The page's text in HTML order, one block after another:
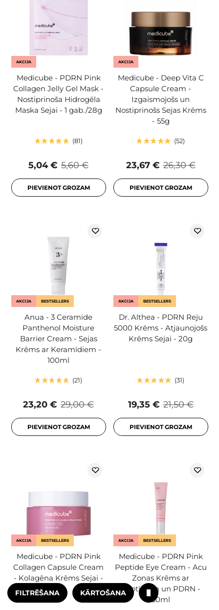
AKCIJA
Medicube - PDRN Pink
Collagen Jelly Gel Mask -
Nostiprinoša Hidrogēla
Maska Sejai - 1 gab./28g
81
5,60 €
5,04 €
PIEVIENOT GROZAM
AKCIJA
Medicube - Deep Vita C
Capsule Cream -
Izgaismojošs un
Nostiprinošs Sejas Krēms
- 55g
52
26,30 €
23,67 €
PIEVIENOT GROZAM
AKCIJA BESTSELLERS
Anua - 3 Ceramide
Panthenol Moisture
Barrier Cream - Sejas
Krēms ar Keramīdiem -
100ml
21
29,00 €
23,20 €
PIEVIENOT GROZAM
AKCIJA BESTSELLERS
Dr. Althea - PDRN Reju
5000 Krēms - Atjaunojošs
Krēms Sejai - 20g
31
21,50 €
19,35 €
PIEVIENOT GROZAM
AKCIJA BESTSELLERS
Medicube - PDRN Pink
Collagen Capsule Cream
- Kolagēna Krēms Sejai -
55g
AKCIJA BESTSELLERS
Medicube - PDRN Pink
Peptide Eye Cream - Acu
Zonas Krēms ar
Peptīdiem un PDRN -
30ml
FILTRĒŠANA KĀRTOŠANA